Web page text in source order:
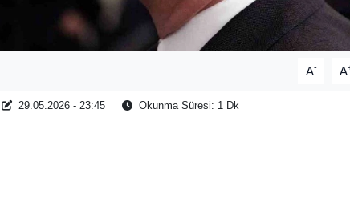
A- A
29.05.2026 - 23:45 Okunma Süresi: 1 Dk